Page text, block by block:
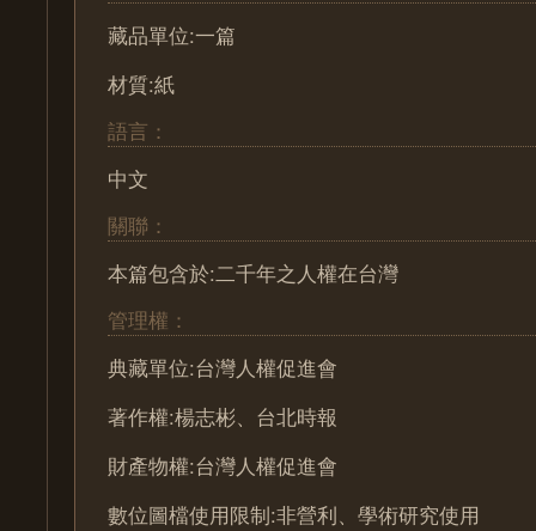
藏品單位:一篇
材質:紙
語言：
中文
關聯：
本篇包含於:二千年之人權在台灣
管理權：
典藏單位:台灣人權促進會
著作權:楊志彬、台北時報
財產物權:台灣人權促進會
數位圖檔使用限制:非營利、學術研究使用